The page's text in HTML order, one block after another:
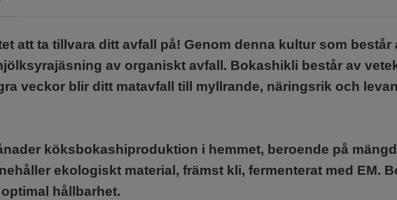
att ta tillvara ditt avfall på! Genom denna kultur som
av organiskt avfall. Bokashikli består av
veckor blir ditt matavfall till myllrande, näringsrik och
köksbokashiproduktion i hemmet, beroende på
ekologiskt material, främst kli, fermenterat med EM.
hållbarhet.